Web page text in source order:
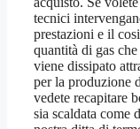
tecnici
prestazioni e il
quantità di gas
viene dissipato
per la produzione
vedete recapitare
sia scaldata come